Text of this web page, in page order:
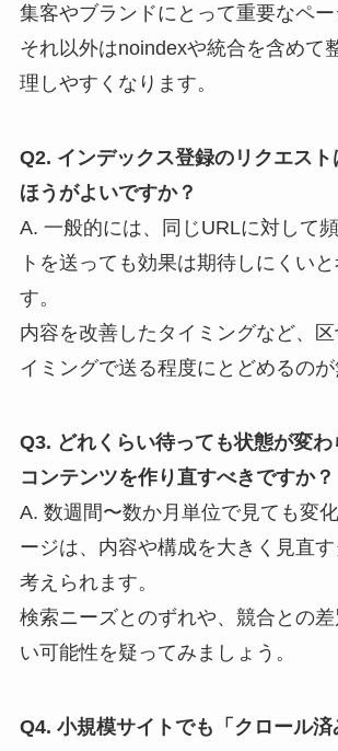
集客やブランドにとって重要なペー
それ以外はnoindexや統合を含めて
理しやすくなります。
Q2. インデックス登録のリクエス
ほうがよいですか？
A. 一般的には、同じURLに対して
トを送っても効果は期待しにくい
す。
内容を改善したタイミングなど、
イミングで送る程度にとどめるのが
Q3. どれくらい待っても状態が変わ
コンテンツを作り直すべきですか？
A. 数週間〜数か月単位で見ても変
ージは、内容や構成を大きく見直
考えられます。
検索ニーズとのずれや、競合との
い可能性を疑ってみましょう。
Q4. 小規模サイトでも「クロール済